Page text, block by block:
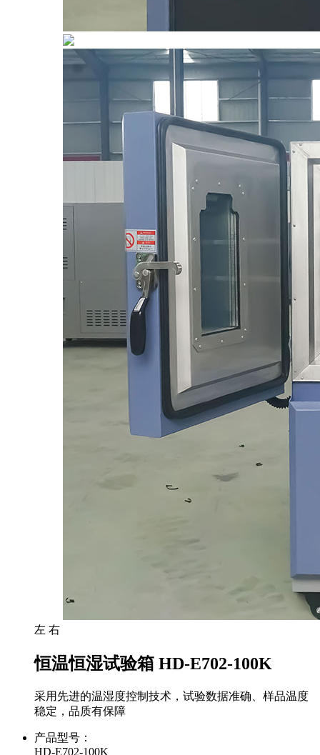
左 右
恒温恒湿试验箱 HD-E702-100K
采用先进的温湿度控制技术，试验数据准确、样品温度
稳定，品质有保障
产品型号：
HD-E702-100K